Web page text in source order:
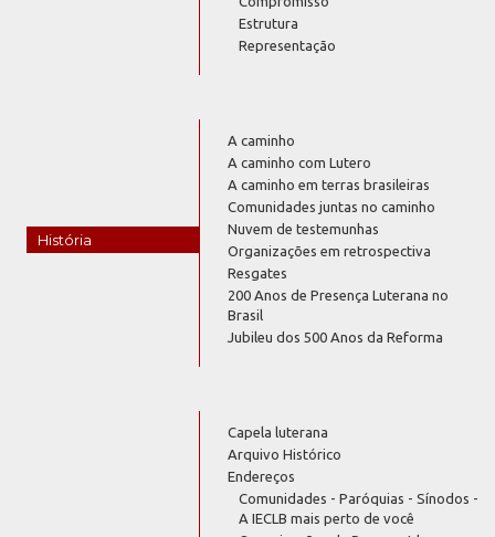
Estrutura
Representação
História
A caminho
A caminho com Lutero
A caminho em terras brasileiras
Comunidades juntas no caminho
Nuvem de testemunhas
Organizações em retrospectiva
Resgates
200 Anos de Presença Luterana no
Brasil
Jubileu dos 500 Anos da Reforma
Capela luterana
Arquivo Histórico
Endereços
Comunidades - Paróquias - Sínodos -
A IECLB mais perto de você